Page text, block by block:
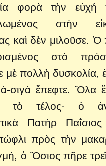
φορὰ τὴν
στὴν
καὶ δὲν μιλοῦσε.
στὸ
μὲ πολλὴ δυσκολία,
σιγὰ ἔπεφτε. Ὅλα
τὸ τέλος· ὁ
Πατὴρ Παΐσιος
πρὸς τὴν
ὁ Ὅσιος πῆρε